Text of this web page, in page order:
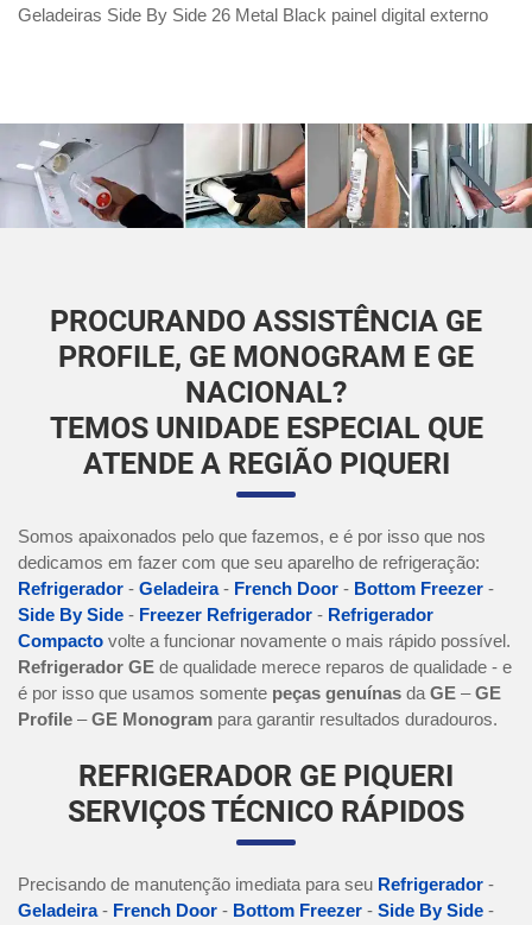
Geladeiras Side By Side 26 Metal Black painel digital externo
PROCURANDO ASSISTÊNCIA GE
PROFILE, GE MONOGRAM E GE
NACIONAL?
TEMOS UNIDADE ESPECIAL QUE
ATENDE A REGIÃO PIQUERI
Somos apaixonados pelo que fazemos, e é por isso que nos
dedicamos em fazer com que seu aparelho de refrigeração:
Refrigerador - Geladeira- French Door - Bottom Freezer -
Side By Side - Freezer Refrigerador - Refrigerador
Compacto volte a funcionar novamente o mais rápido possível.
Refrigerador GE de qualidade merece reparos de qualidade - e
é por isso que usamos somente peças genuínas da GE –GE
Profile –GE Monogram para garantir resultados duradouros.
REFRIGERADOR GE PIQUERI
SERVIÇOS TÉCNICO RÁPIDOS
Precisando de manutenção imediata para seu Refrigerador -
Geladeira- French Door - Bottom Freezer - Side By Side -